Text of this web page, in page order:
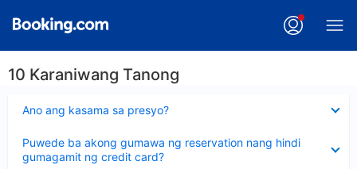
10 Karaniwang Tanong
Ano ang kasama sa presyo?
ang
Puwede ba akong gumawa ng reservation nang hindi
gumagamit ng credit card?
ang
sagot